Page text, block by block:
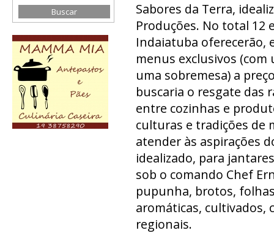
Sabores da Terra,
Produções. No total 12
Indaiatuba oferecerão,
menus exclusivos
uma sobremesa) a
buscaria o resgate das
entre cozinhas e
culturas e tradições de
atender às aspirações
idealizado, para
sob o comando Chef
pupunha, brotos,
aromáticas, cultivados,
regionais.